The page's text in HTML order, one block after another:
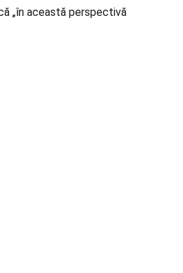
„în această perspectivă